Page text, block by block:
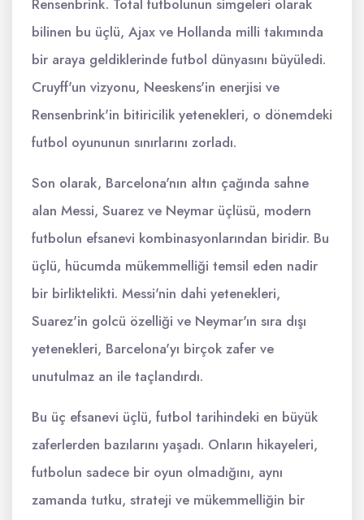
Rensenbrink. Total futbolunun simgeleri olarak
bilinen bu üçlü, Ajax ve Hollanda milli takımında
bir araya geldiklerinde futbol dünyasını büyüledi.
Cruyff'un vizyonu, Neeskens'in enerjisi ve
Rensenbrink'in bitiricilik yetenekleri, o dönemdeki
futbol oyununun sınırlarını zorladı.
Son olarak, Barcelona'nın altın çağında sahne
alan Messi, Suarez ve Neymar üçlüsü, modern
futbolun efsanevi kombinasyonlarından biridir. Bu
üçlü, hücumda mükemmelliği temsil eden nadir
bir birliktelikti. Messi'nin dahi yetenekleri,
Suarez'in golcü özelliği ve Neymar'ın sıra dışı
yetenekleri, Barcelona'yı birçok zafer ve
unutulmaz an ile taçlandırdı.
Bu üç efsanevi üçlü, futbol tarihindeki en büyük
zaferlerden bazılarını yaşadı. Onların hikayeleri,
futbolun sadece bir oyun olmadığını, aynı
zamanda tutku, strateji ve mükemmelliğin bir